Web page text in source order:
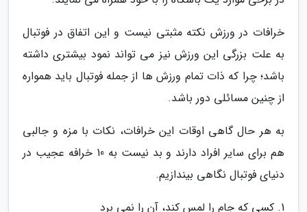
خرافات در ورزش نکته مثبتی نیست و این اتفاق در فوتبال
به علت بزرگی این ورزش نیز می تواند نمود بیشتری داشته
باشد؛ چرا که ذات تمام ورزش ها از جمله فوتبال باید همواره
از چنین مسائلی دور باشد.
به هر حال گاهی اوقات این خرافات، نکات با مزه و جالبی
هم برای سایر افراد دارند و بد نیست به 10 خرافه عجیب در
دنیای فوتبال نگاهی بیندازیم.
1. کسی که جام را لمس کند، آن را نمی برد